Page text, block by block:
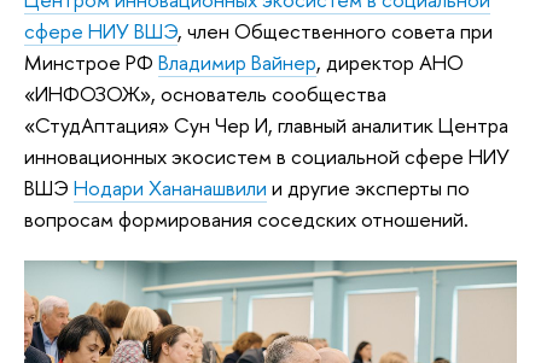
сфере НИУ ВШЭ, член Общественного совета при
Минстрое РФ Владимир Вайнер, директор АНО
«ИНФОЗОЖ», основатель сообщества
«СтудАптация» Сун Чер И, главный аналитик Центра
инновационных экосистем в социальной сфере НИУ
ВШЭ Нодари Хананашвили и другие эксперты по
вопросам формирования соседских отношений.